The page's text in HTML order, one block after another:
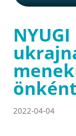
NYUGI
2022-04-04